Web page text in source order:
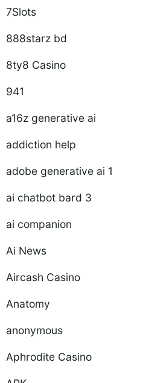
7Slots
888starz bd
8ty8 Casino
941
a16z generative ai
addiction help
adobe generative ai 1
ai chatbot bard 3
ai companion
Ai News
Aircash Casino
Anatomy
anonymous
Aphrodite Casino